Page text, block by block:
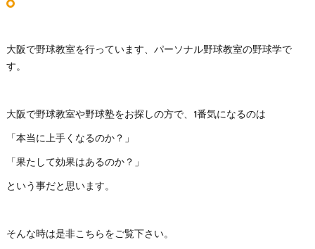
大阪で野球教室を行っています、パーソナル野球教室の野球学で
す。
大阪で野球教室や野球塾をお探しの方で、1番気になるのは
「本当に上手くなるのか？」
「果たして効果はあるのか？」
という事だと思います。
そんな時は是非こちらをご覧下さい。